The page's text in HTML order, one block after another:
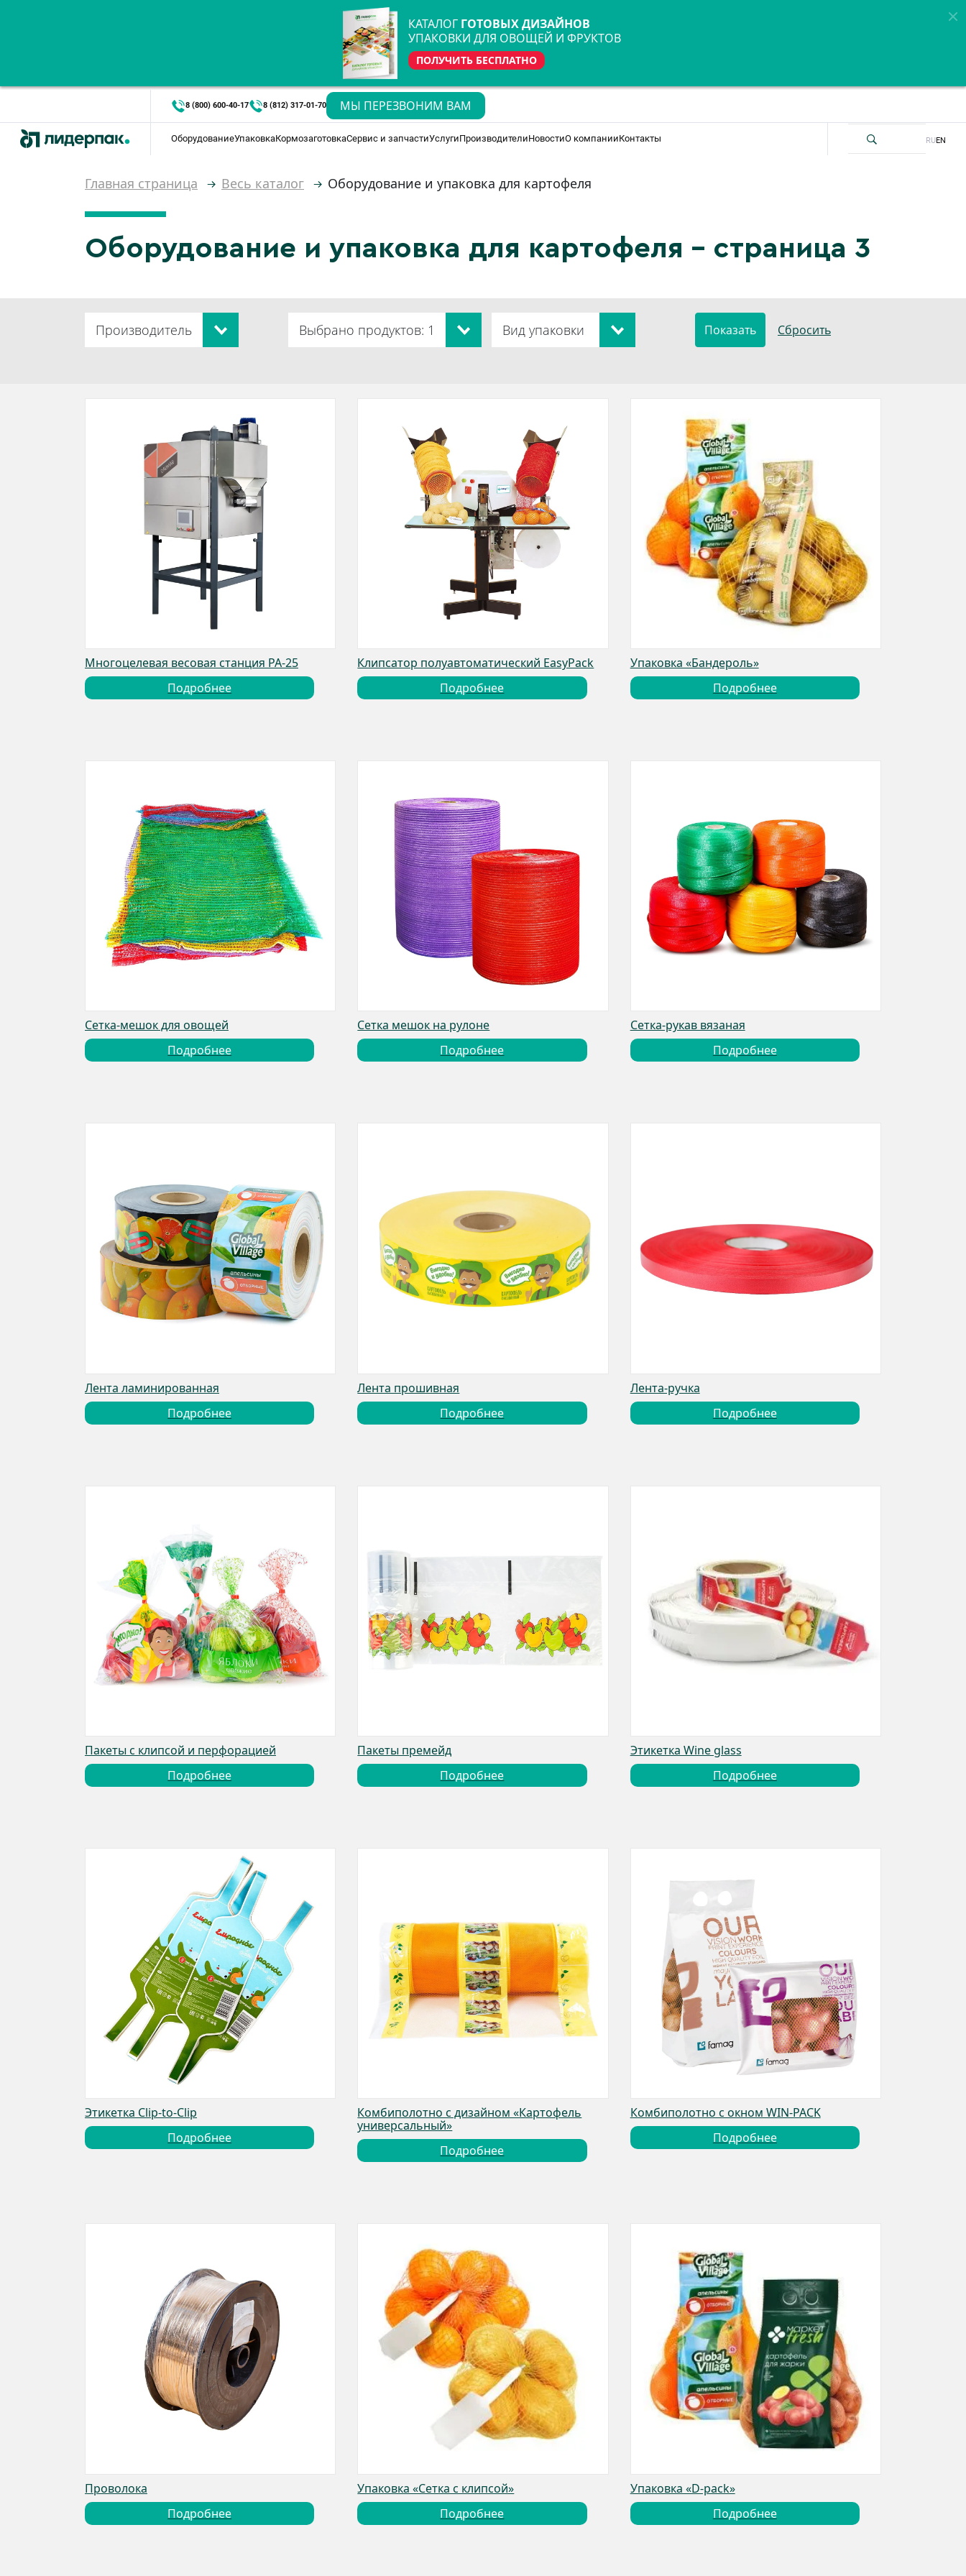
КАТАЛОГ ГОТОВЫХ ДИЗАЙНОВ
УПАКОВКИ ДЛЯ ОВОЩЕЙ И ФРУКТОВ
ПОЛУЧИТЬ БЕСПЛАТНО
8 (800) 600-40-17 8 (812) 317-01-70 МЫ ПЕРЕЗВОНИМ ВАМ
ОборудованиеУпаковкаКормозаготовкаСервис и запчастиУслугиПроизводителиНовостиО компанииКонтакты RUEN
Главная страница Весь каталог Оборудование и упаковка для картофеля
Оборудование и упаковка для картофеля – страница 3
Производитель Выбрано продуктов: 1 Вид упаковки
Многоцелевая весовая станция PA-25
Подробнее
Клипсатор полуавтоматический EasyPack
Подробнее
Упаковка «Бандероль»
Подробнее
Сетка-мешок для овощей
Подробнее
Сетка мешок на рулоне
Подробнее
Сетка-рукав вязаная
Подробнее
Лента ламинированная
Подробнее
Лента прошивная
Подробнее
Лента-ручка
Подробнее
Пакеты с клипсой и перфорацией
Подробнее
Пакеты премейд
Подробнее
Этикетка Wine glass
Подробнее
Этикетка Clip-to-Clip
Подробнее
Комбиполотно с дизайном «Картофель
универсальный»
Подробнее
Комбиполотно с окном WIN-PACK
Подробнее
Проволока
Подробнее
Упаковка «Сетка с клипсой»
Подробнее
Упаковка «D-pack»
Подробнее